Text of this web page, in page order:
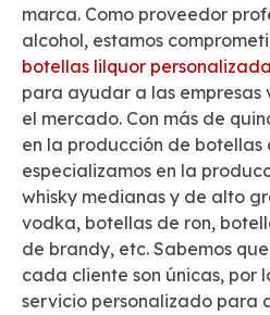
marca. Como proveedor
alcohol, estamos
botellas lilquor
para ayudar a las empresas
el mercado. Con más de
en la producción de botellas
especializamos en la
whisky medianas y de alto
vodka, botellas de ron,
de brandy, etc. Sabemos
cada cliente son únicas, por
servicio personalizado para